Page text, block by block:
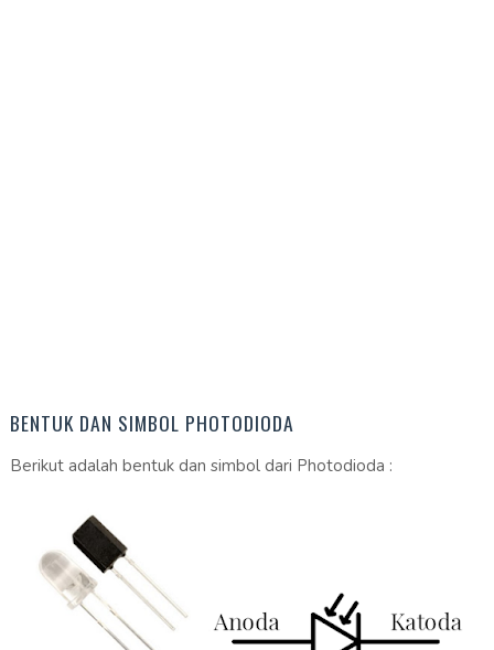
BENTUK DAN SIMBOL PHOTODIODA
Berikut adalah bentuk dan simbol dari Photodioda :